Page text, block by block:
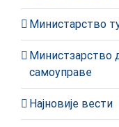
Министарство
Министзарство
самоуправе
Најновије вести